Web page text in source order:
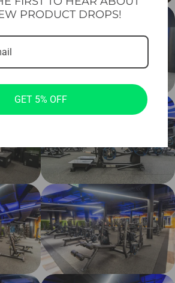
PRODUCT DROPS!
GET 5% OFF